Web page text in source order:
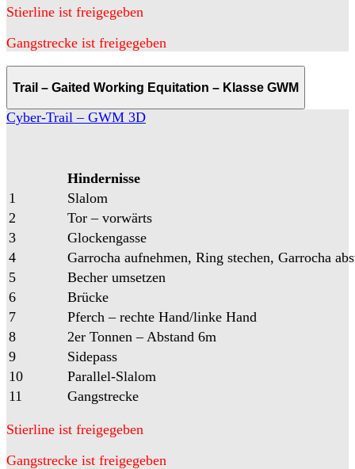
Stierline ist freigegeben
Gangstrecke ist freigegeben
Trail – Gaited Working Equitation – Klasse GWM
Cyber-Trail – GWM 3D
Hindernisse
1
Slalom
2
Tor – vorwärts
3
Glockengasse
4
Garrocha aufnehmen, Ring stechen, Garrocha
5
Becher umsetzen
6
Brücke
7
Pferch – rechte Hand/linke Hand
8
2er Tonnen – Abstand 6m
9
Sidepass
10
Parallel-Slalom
11
Gangstrecke
Stierline ist freigegeben
Gangstrecke ist freigegeben